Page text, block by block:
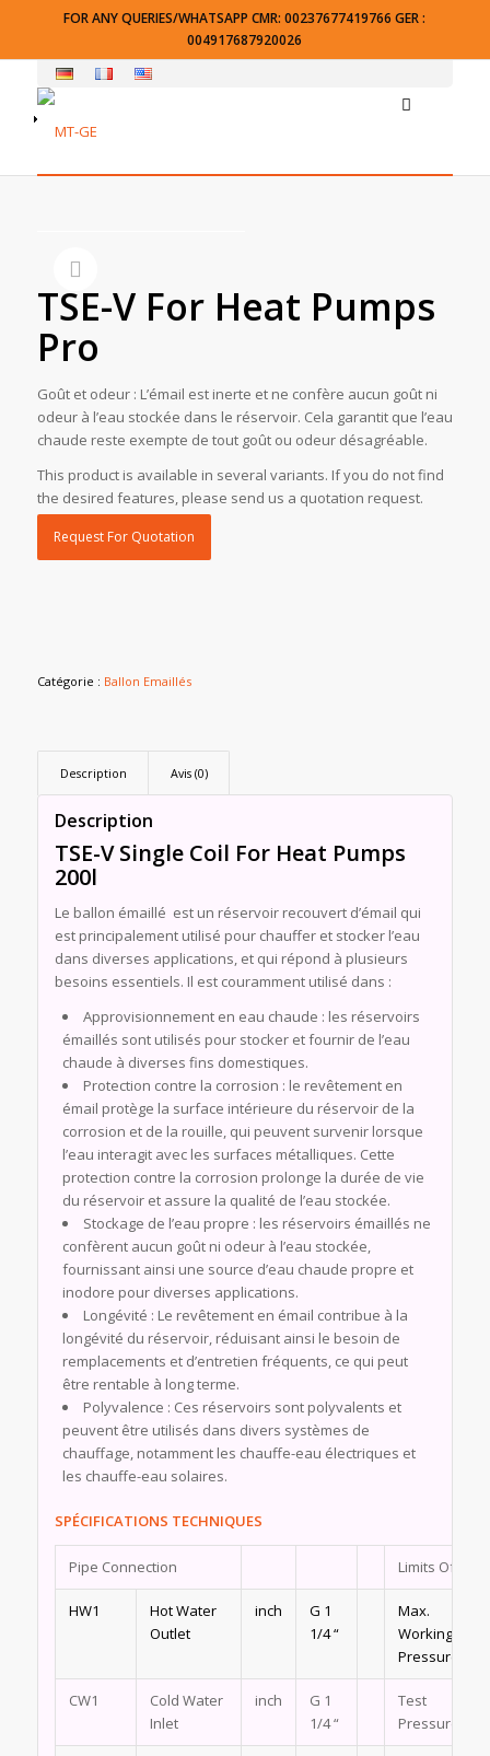
FOR ANY QUERIES/WHATSAPP CMR: 00237677419766 GER :
004917687920026
TSE-V For Heat Pumps
Pro
Goût et odeur : L’émail est inerte et ne confère aucun goût ni
odeur à l’eau stockée dans le réservoir. Cela garantit que l’eau
chaude reste exempte de tout goût ou odeur désagréable.
This product is available in several variants. If you do not find
the desired features, please send us a quotation request.
Request For Quotation
Catégorie : Ballon Emaillés
Description Avis (0)
Description
TSE-V Single Coil For Heat Pumps
200l
Le ballon émaillé est un réservoir recouvert d’émail qui
est principalement utilisé pour chauffer et stocker l’eau
dans diverses applications, et qui répond à plusieurs
besoins essentiels. Il est couramment utilisé dans :
Approvisionnement en eau chaude : les réservoirs
émaillés sont utilisés pour stocker et fournir de l’eau
chaude à diverses fins domestiques.
Protection contre la corrosion : le revêtement en
émail protège la surface intérieure du réservoir de la
corrosion et de la rouille, qui peuvent survenir lorsque
l’eau interagit avec les surfaces métalliques. Cette
protection contre la corrosion prolonge la durée de vie
du réservoir et assure la qualité de l’eau stockée.
Stockage de l’eau propre : les réservoirs émaillés ne
confèrent aucun goût ni odeur à l’eau stockée,
fournissant ainsi une source d’eau chaude propre et
inodore pour diverses applications.
Longévité : Le revêtement en émail contribue à la
longévité du réservoir, réduisant ainsi le besoin de
remplacements et d’entretien fréquents, ce qui peut
être rentable à long terme.
Polyvalence : Ces réservoirs sont polyvalents et
peuvent être utilisés dans divers systèmes de
chauffage, notamment les chauffe-eau électriques et
les chauffe-eau solaires.
SPÉCIFICATIONS TECHNIQUES
Pipe Connection Limits Of Use
HW1
Hot Water
Outlet
inch
G 1
1/4 “
Max.
Working
Pressure
CW1
Cold Water
Inlet
inch
G 1
1/4 “
Test
Pressure